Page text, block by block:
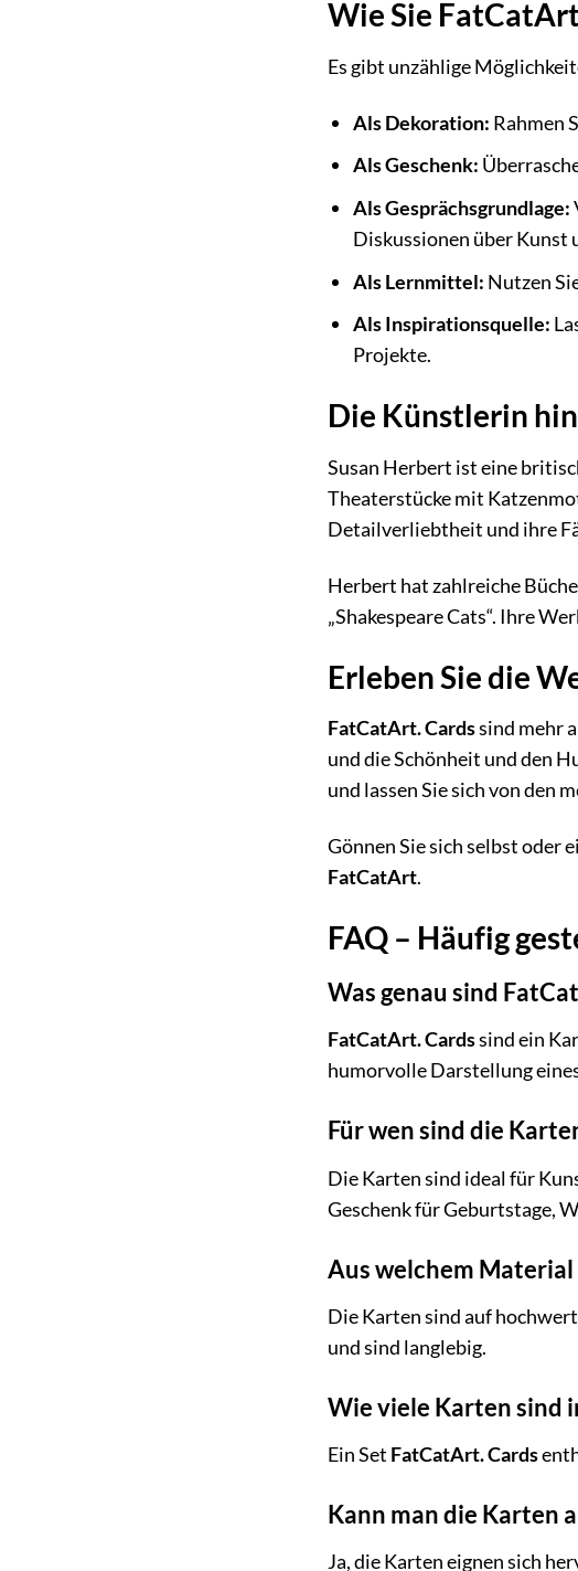
Wie Sie
Es gibt unzählige
Als Dekoration: Rahmen
Als Geschenk:
Als Gesprächsgrundlage:
Diskussionen über Kunst
Als Lernmittel: Nutzen
Als Inspirationsquelle:
Projekte.
Die Künstlerin
Susan Herbert ist eine
Theaterstücke mit
Detailverliebtheit und ihre
Herbert hat zahlreiche
„Shakespeare Cats“. Ihre
Erleben Sie die
FatCatArt. Cardssind mehr
und die Schönheit und den
und lassen Sie sich von den
Gönnen Sie sich selbst oder
FatCatArt.
FAQ – Häufig
Was genau sind
FatCatArt. Cardssind ein
humorvolle Darstellung
Für wen sind die
Die Karten sind ideal für
Geschenk für Geburtstage,
Aus welchem
Die Karten sind auf
und sind langlebig.
Wie viele Karten sind
Ein Set FatCatArt. Cards
Kann man die Karten
Ja, die Karten eignen sich